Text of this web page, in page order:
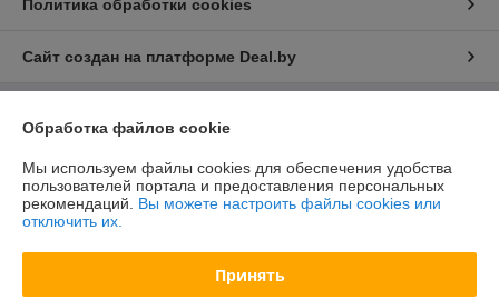
Политика обработки cookies
Сайт создан на платформе Deal.by
Информация для покупателя
Юридическое лицо:ООО "БелХайлер"
220024, г. Минск, ул. Стебенева, 2А, оф. 21
Регистрационный номер ЕГР: 193304407
УНП: 193304407
Регистрационный орган: Мингорисполком
Обработка файлов cookie
Мы используем файлы cookies для обеспечения удобства
пользователей портала и предоставления персональных
рекомендаций. Вы можете настроить файлы cookies или
отключить их.
Принять